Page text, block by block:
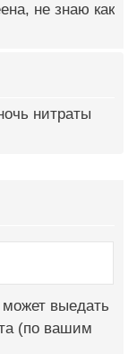
не знаю как
нитраты
выедать
(по вашим